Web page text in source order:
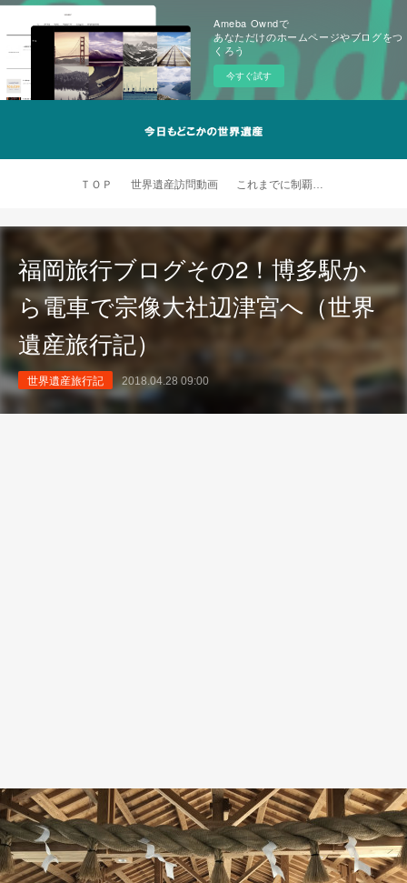
Ameba Owndで
あなただけのホームページやブログをつ
くろう
今すぐ試す
ＴＯＰ 世界遺産訪問動画 これまでに制覇した世界遺産
福岡旅行ブログその2！博多駅か
ら電車で宗像大社辺津宮へ（世界
遺産旅行記）
世界遺産旅行記 2018.04.28 09:00